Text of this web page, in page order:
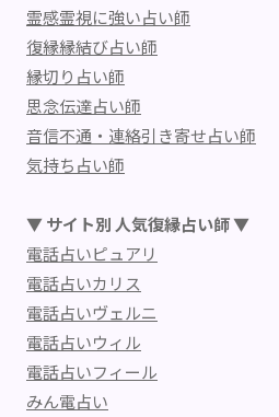
霊感霊視に強い占い師
復縁縁結び占い師
縁切り占い師
思念伝達占い師
音信不通・連絡引き寄せ占い師
気持ち占い師
▼ サイト別 人気復縁占い師 ▼
電話占いピュアリ
電話占いカリス
電話占いヴェルニ
電話占いウィル
電話占いフィール
みん電占い